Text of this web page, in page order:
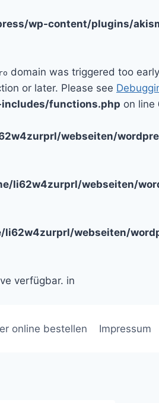
wp-content/plugins/
domain was triggered too
or later. Please see
functions.php on line
webseiten/
li62w4zurprl/webseiten/
li62w4zurprl/webseiten/
verfügbar. in
online bestellen Impressum